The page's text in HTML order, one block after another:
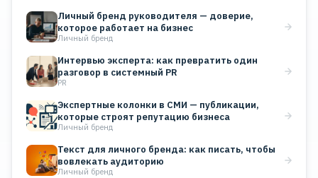
Личный бренд руководителя — доверие,
которое работает на бизнес
Личный бренд
Интервью эксперта: как превратить один
разговор в системный PR
PR
Экспертные колонки в СМИ — публикации,
которые строят репутацию бизнеса
Личный бренд
Текст для личного бренда: как писать, чтобы
вовлекать аудиторию
Личный бренд